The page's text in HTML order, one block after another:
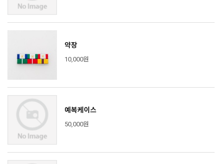
약장
10,000원
예복케이스
50,000원